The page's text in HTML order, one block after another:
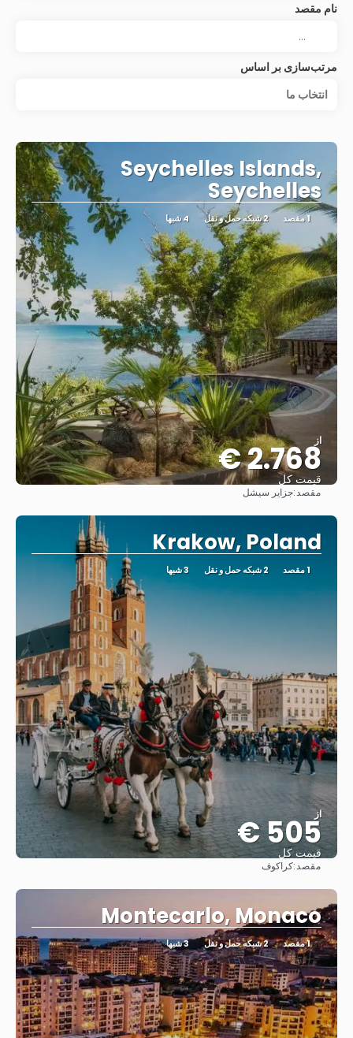
نام مقصد
مرتب‌سازی بر اساس
انتخاب‌ ما
Seychelles Islands,
Seychelles
1 مقصد 2 شبکه حمل و نقل 4 شبها
از
2.768 €
قیمت کل
مقصد:جزایر سیشل
Krakow, Poland
1 مقصد 2 شبکه حمل و نقل 3 شبها
از
505 €
قیمت کل
مقصد:کراکوف
Montecarlo, Monaco
1 مقصد 2 شبکه حمل و نقل 3 شبها